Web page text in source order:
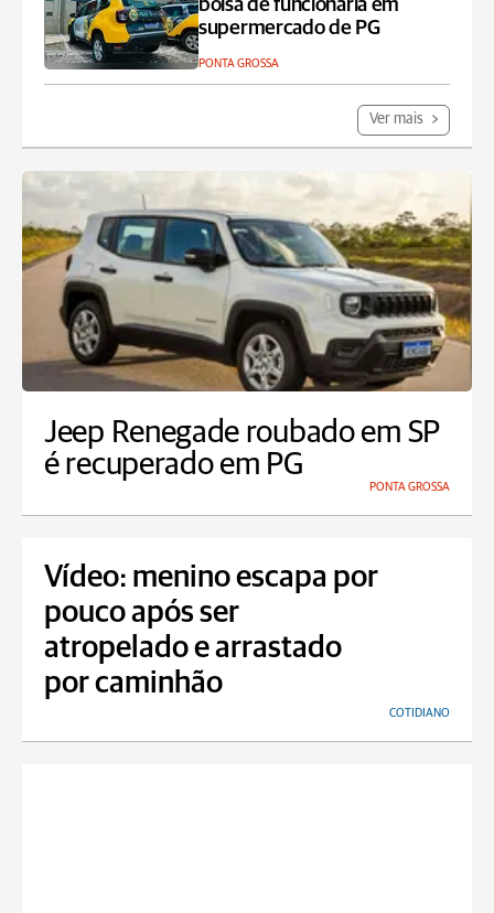
bolsa de funcionária em
supermercado de PG
PONTA GROSSA
Ver mais
Jeep Renegade roubado em SP
é recuperado em PG
PONTA GROSSA
Vídeo: menino escapa por
pouco após ser
atropelado e arrastado
por caminhão
COTIDIANO